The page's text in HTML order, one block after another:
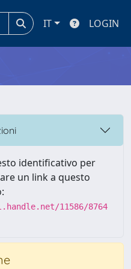
IT LOGIN
identificativo per
un link a questo
11586/8764